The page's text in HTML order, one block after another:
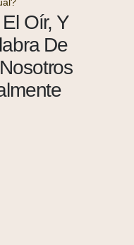
Oír, Y
De